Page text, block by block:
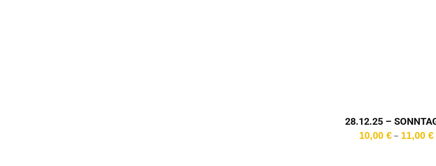
28.12.25 –
11:00 Uhr
10,00 € – 11,00 €